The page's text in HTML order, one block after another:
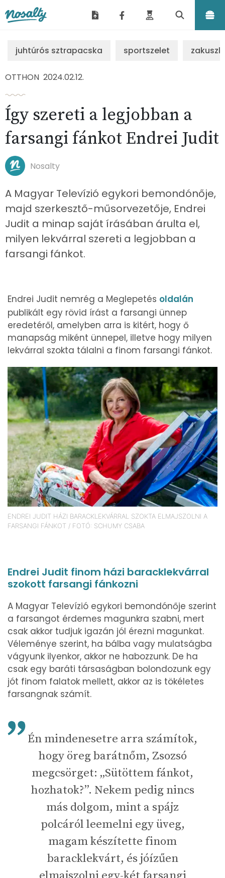
juhtúrós sztrapacska sportszelet
OTTHON 2024.02.12.
Így szereti a legjobban a
farsangi fánkot Endrei Judit
Nosalty
A Magyar Televízió egykori bemondónője,
majd szerkesztő-műsorvezetője, Endrei
Judit a minap saját írásában árulta el,
milyen lekvárral szereti a legjobban a
farsangi fánkot.
Endrei Judit nemrég a Meglepetés oldalán
publikált egy rövid írást a farsangi ünnep
eredetéről, amelyben arra is kitért, hogy ő
manapság miként ünnepel, illetve hogy milyen
lekvárral szokta tálalni a finom farsangi fánkot.
ENDREI JUDIT HÁZI BARACKLEKVÁRRAL SZOKTA ELMAJSZOLNI A
FARSANGI FÁNKOT / FOTÓ: SCHUMY CSABA
Endrei Judit finom házi baracklekvárral
szokott farsangi fánkozni
A Magyar Televízió egykori bemondónője szerint
a farsangot érdemes magunkra szabni, mert
csak akkor tudjuk igazán jól érezni magunkat.
Véleménye szerint, ha bálba vagy mulatságba
vágyunk ilyenkor, akkor ne habozzunk. De ha
csak egy baráti társaságban bolondozunk egy
jót finom falatok mellett, akkor az is tökéletes
farsangnak számít.
Én mindenesetre arra számítok,
hogy öreg barátnőm, Zsozsó
megcsörget: „Sütöttem fánkot,
hozhatok?”. Nekem pedig nincs
más dolgom, mint a spájz
polcáról leemelni egy üveg,
magam készítette finom
baracklekvárt, és jóízűen